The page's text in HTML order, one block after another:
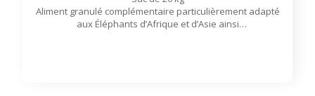
Aliment granulé complémentaire particulièrement adapté
aux Éléphants d’Afrique et d’Asie ainsi